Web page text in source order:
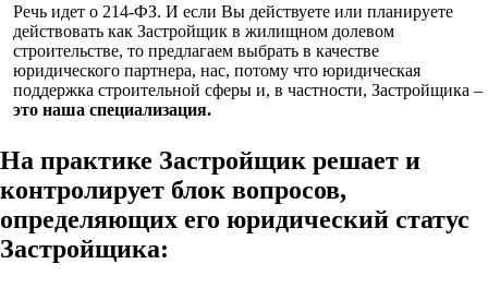
Речь идет о 214-ФЗ. И если Вы действуете или планируете
действовать как Застройщик в жилищном долевом
строительстве, то предлагаем выбрать в качестве
юридического партнера, нас, потому что юридическая
поддержка строительной сферы и, в частности, Застройщика –
это наша специализация.
На практике Застройщик решает и
контролирует блок вопросов,
определяющих его юридический статус
Застройщика: